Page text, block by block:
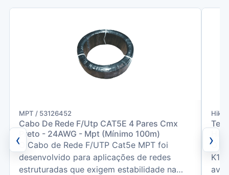
‹
MPT / 53126452
Cabo De Rede F/Utp CAT5E 4 Pares Cmx
Preto - 24AWG - Mpt (Mínimo 100m)
O Cabo de Rede F/UTP Cat5e MPT foi
desenvolvido para aplicações de redes
estruturadas que exigem estabilidade na
O
›